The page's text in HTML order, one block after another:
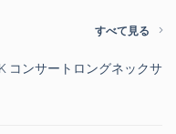
すべて見る
コンサートロングネックサ